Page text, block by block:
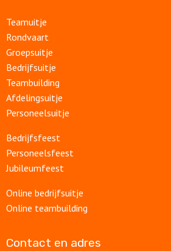
Teamuitje
Rondvaart
Groepsuitje
Bedrijfsuitje
Teambuilding
Afdelingsuitje
Personeelsuitje
Bedrijfsfeest
Personeelsfeest
Jubileumfeest
Online bedrijfsuitje
Online teambuilding
Contact en adres